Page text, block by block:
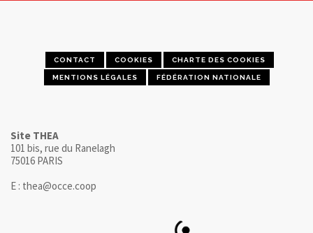
CONTACT COOKIES CHARTE DES COOKIES
MENTIONS LÉGALES FÉDÉRATION NATIONALE
Site THEA
101 bis, rue du Ranelagh
75016 PARIS
E : thea@occe.coop